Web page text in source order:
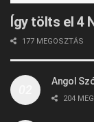
Így tölts el 4
177 MEGOSZTÁS
Angol
204